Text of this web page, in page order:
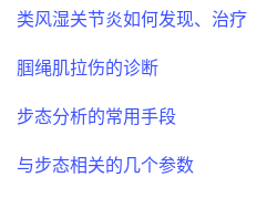
类风湿关节炎如何发现、治疗
腘绳肌拉伤的诊断
步态分析的常用手段
与步态相关的几个参数